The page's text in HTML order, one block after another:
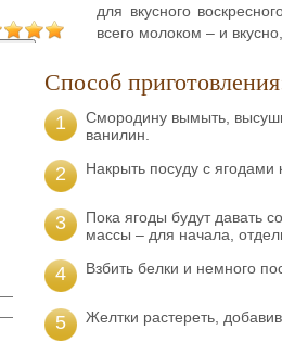
для вкусного
всего молоком – и
Способ
1
Смородину вымыть,
ванилин.
2 Накрыть посуду с ягодами
3
Пока ягоды будут давать
массы – для начала,
4 Взбить белки и немного
5 Желтки растереть, добавив